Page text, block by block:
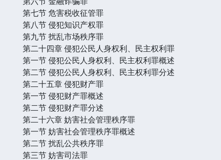
第七节 危害税收征管罪
第八节 侵犯知识产权罪
第九节 扰乱市场秩序罪
第二十四章 侵犯公民人身权利、民主权利罪
第一节 侵犯公民人身权利、民主权利罪概述
第二节 侵犯公民人身权利、民主权利罪分述
第二十五章 侵犯财产罪
第一节 侵犯财产罪概述
第二节 侵犯财产罪分述
第二十六章 妨害社会管理秩序罪
第一节 妨害社会管理秩序罪概述
第二节 扰乱公共秩序罪
第三节 妨害司法罪